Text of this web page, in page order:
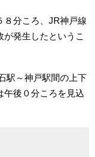
８分ころ、JR神戸線
発生したというこ
駅～神戸駅間の上下
午後０分ころを見込